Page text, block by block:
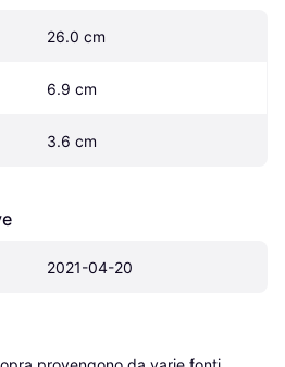
26.0 cm
6.9 cm
3.6 cm
2021-04-20